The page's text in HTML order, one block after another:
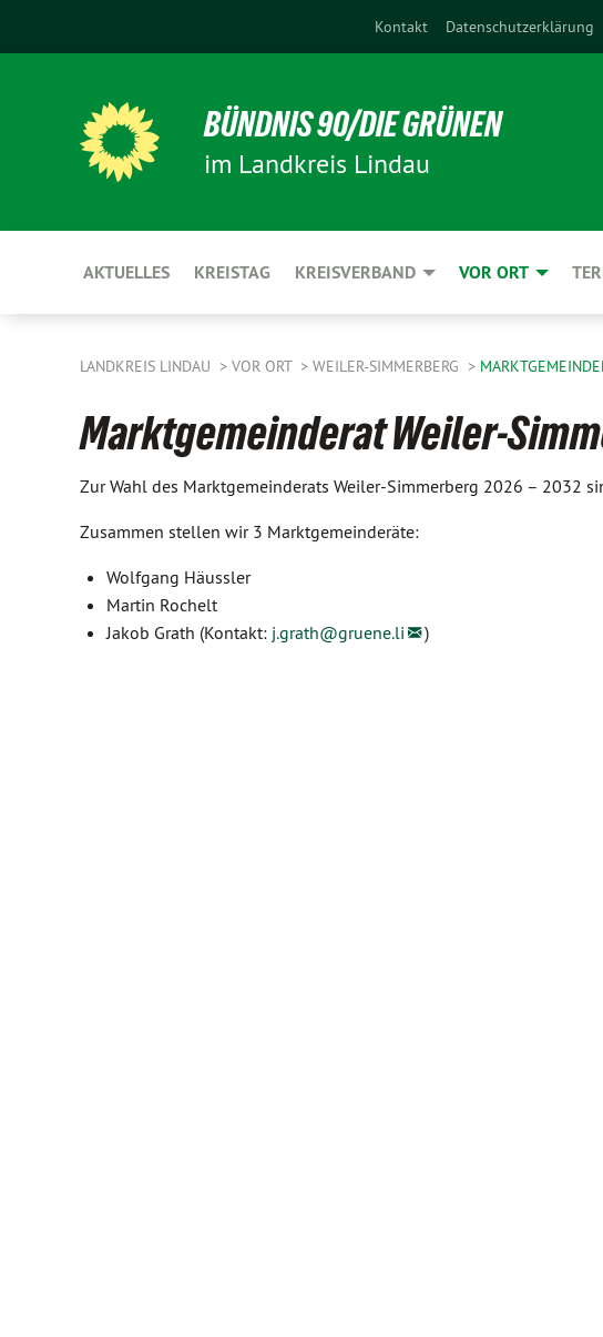
Kontakt Datenschutzerklärung
BÜNDNIS 90/DIE GRÜNEN
im Landkreis Lindau
AKTUELLES KREISTAG KREISVERBAND VOR ORT
LANDKREIS LINDAU VOR ORT WEILER-SIMMERBERG
Marktgemeinderat Weiler-
Zur Wahl des Marktgemeinderats Weiler-Simmerberg 2026 – 2032
Zusammen stellen wir 3 Marktgemeinderäte:
Wolfgang Häussler
Martin Rochelt
Jakob Grath (Kontakt: j.grath@gruene.li )